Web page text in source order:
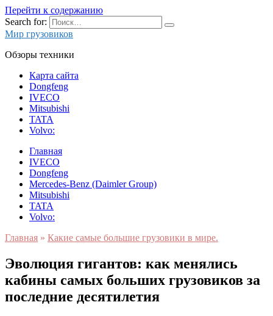
Перейти к содержанию
Search for:
Мир грузовиков
Обзоры техники
Карта сайта
Dongfeng
IVECO
Mitsubishi
TATA
Volvo:
Главная
IVECO
Dongfeng
Mercedes-Benz (Daimler Group)
Mitsubishi
TATA
Volvo:
Главная » Какие самые большие грузовики в мире.
Эволюция гигантов: как менялись
кабины самых больших грузовиков за
последние десятилетия